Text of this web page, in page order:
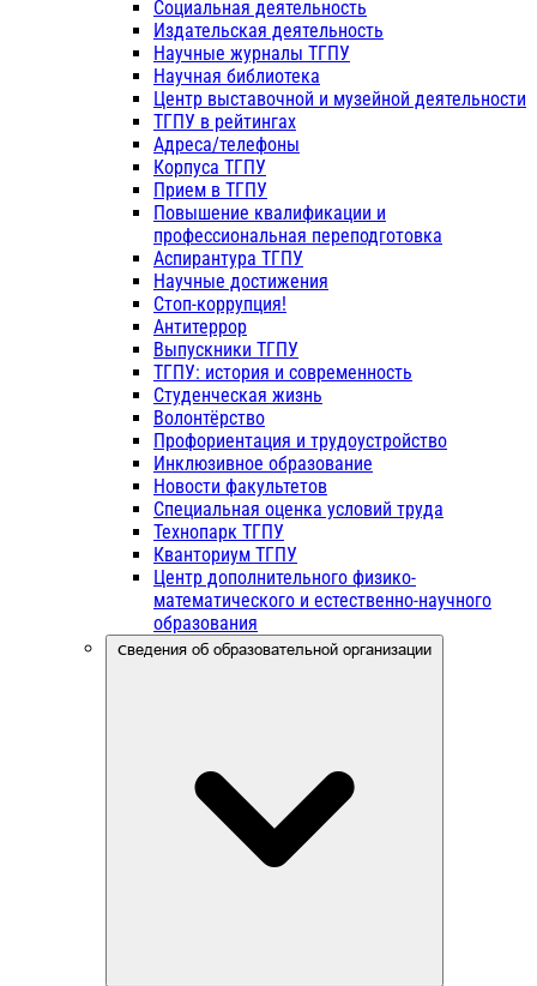
Социальная деятельность
Издательская деятельность
Научные журналы ТГПУ
Научная библиотека
Центр выставочной и музейной деятельности
ТГПУ в рейтингах
Адреса/телефоны
Корпуса ТГПУ
Прием в ТГПУ
Повышение квалификации и
профессиональная переподготовка
Аспирантура ТГПУ
Научные достижения
Стоп-коррупция!
Антитеррор
Выпускники ТГПУ
ТГПУ: история и современность
Студенческая жизнь
Волонтёрство
Профориентация и трудоустройство
Инклюзивное образование
Новости факультетов
Специальная оценка условий труда
Технопарк ТГПУ
Кванториум ТГПУ
Центр дополнительного физико-
математического и естественно-научного
образования
Сведения об образовательной организации